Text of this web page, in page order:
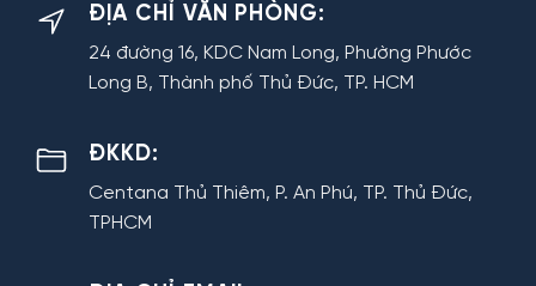
ĐỊA CHỈ VĂN PHÒNG:
24 đường 16, KDC Nam Long, Phường Phước
Long B, Thành phố Thủ Đức, TP. HCM
ĐKKD:
Centana Thủ Thiêm, P. An Phú, TP. Thủ Đức,
TPHCM